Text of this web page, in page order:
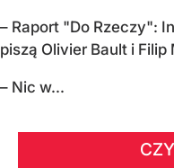
– Raport "Do Rzeczy":
piszą Olivier Bault i Filip
– Nic w...